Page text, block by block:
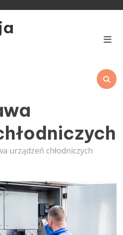
urządzeń chłodniczych